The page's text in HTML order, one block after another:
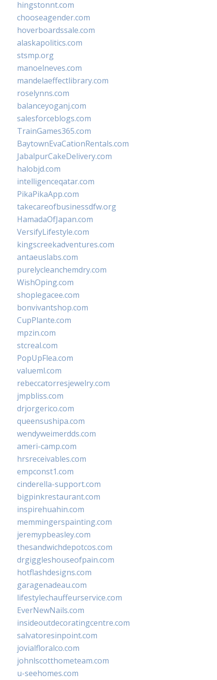
hingstonnt.com
chooseagender.com
hoverboardssale.com
alaskapolitics.com
stsmp.org
manoelneves.com
mandelaeffectlibrary.com
roselynns.com
balanceyoganj.com
salesforceblogs.com
TrainGames365.com
BaytownEvaCationRentals.com
JabalpurCakeDelivery.com
halobjd.com
intelligenceqatar.com
PikaPikaApp.com
takecareofbusinessdfw.org
HamadaOfJapan.com
VersifyLifestyle.com
kingscreekadventures.com
antaeuslabs.com
purelycleanchemdry.com
WishOping.com
shoplegacee.com
bonvivantshop.com
CupPlante.com
mpzin.com
stcreal.com
PopUpFlea.com
valueml.com
rebeccatorresjewelry.com
jmpbliss.com
drjorgerico.com
queensushipa.com
wendyweimerdds.com
ameri-camp.com
hrsreceivables.com
empconst1.com
cinderella-support.com
bigpinkrestaurant.com
inspirehuahin.com
memmingerspainting.com
jeremypbeasley.com
thesandwichdepotcos.com
drgiggleshouseofpain.com
hotflashdesigns.com
garagenadeau.com
lifestylechauffeurservice.com
EverNewNails.com
insideoutdecoratingcentre.com
salvatoresinpoint.com
jovialfloralco.com
johnlscotthometeam.com
u-seehomes.com